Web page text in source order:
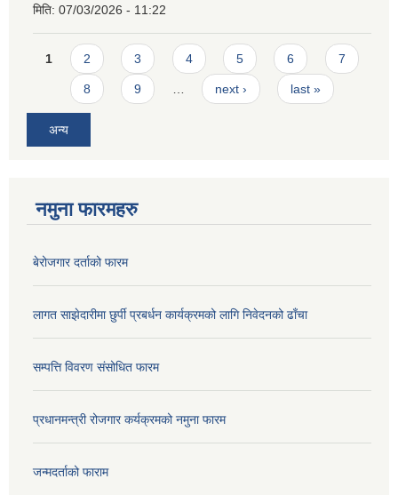
मिति: 07/03/2026 - 11:22
Pages
1 2 3 4 5 6 7
8 9 next › last »
अन्य
नमुना फारमहरु
बेरोजगार दर्ताको फारम
लागत साझेदारीमा छुर्पी प्रबर्धन कार्यक्रमको लागि निवेदनको ढाँचा
सम्पत्ति विवरण संसोधित फारम
प्रधानमन्त्री रोजगार कर्यक्रमको नमुना फारम
जन्मदर्ताको फाराम